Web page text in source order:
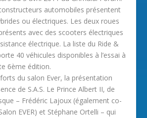
automobiles présentent
ou électriques. Les deux roues
avec des scooters électriques
électrique. La liste du Ride &
40 véhicules disponibles à l’essai à
6ème édition.
du salon Ever, la présentation
de S.A.S. Le Prince Albert II, de
– Frédéric Lajoux (également co-
EVER) et Stéphane Ortelli – qui